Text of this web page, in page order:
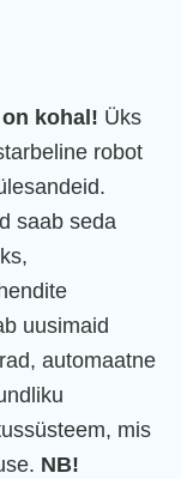
kohal! Üks
robot
saab seda
uusimaid
automaatne
mis
NB!